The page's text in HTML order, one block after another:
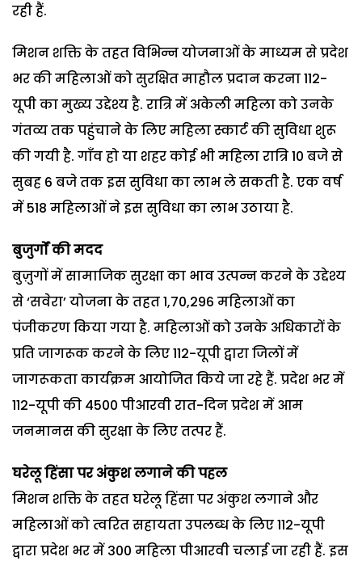
रही हैं.
मिशन शक्ति के तहत विभिन्न योजनाओं के माध्यम से प्रदेश
भर की महिलाओं को सुरक्षित माहौल प्रदान करना 112-
यूपी का मुख्य उद्देश्य है. रात्रि में अकेली महिला को उनके
गंतव्य तक पहुंचाने के लिए महिला स्कार्ट की सुविधा शुरू
की गयी है. गाँव हो या शहर कोई भी महिला रात्रि 10 बजे से
सुबह 6 बजे तक इस सुविधा का लाभ ले सकती है. एक वर्ष
में 518 महिलाओं ने इस सुविधा का लाभ उठाया है.
बुजुर्गों की मदद
बुज़ुगों में सामाजिक सुरक्षा का भाव उत्पन्न करने के उद्देश्य
से ‘सवेरा’ योजना के तहत 1,70,296 महिलाओं का
पंजीकरण किया गया है. महिलाओं को उनके अधिकारों के
प्रति जागरूक करने के लिए 112-यूपी द्वारा जिलों में
जागरूकता कार्यक्रम आयोजित किये जा रहे हैं. प्रदेश भर में
112-यूपी की 4500 पीआरवी रात-दिन प्रदेश में आम
जनमानस की सुरक्षा के लिए तत्पर हैं.
घरेलू हिंसा पर अंकुश लगाने की पहल
मिशन शक्ति के तहत घरेलू हिंसा पर अंकुश लगाने और
महिलाओं को त्वरित सहायता उपलब्ध के लिए 112-यूपी
द्वारा प्रदेश भर में 300 महिला पीआरवी चलाई जा रही हैं. इस